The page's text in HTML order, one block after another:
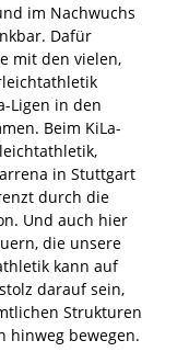
im Nachwuchs
Dafür
mit den vielen,
Ligen in den
Beim KiLa-
in Stuttgart
durch die
Und auch hier
die unsere
kann auf
darauf sein,
Strukturen
hinweg bewegen.